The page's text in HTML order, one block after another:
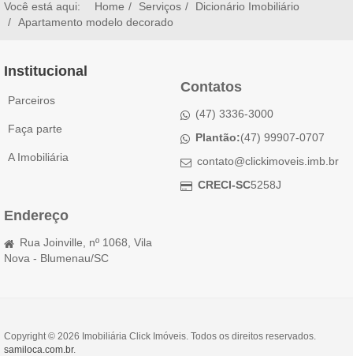
Você está aqui: Home Serviços
Dicionário Imobiliário
Apartamento modelo decorado
Institucional
Parceiros
Faça parte
A Imobiliária
Contatos
(47) 3336-3000
Plantão:(47) 99907-0707
contato@clickimoveis.imb.br
CRECI-SC5258J
Endereço
Rua Joinville, nº 1068, Vila
Nova - Blumenau/SC
Copyright © 2026 Imobiliária Click Imóveis. Todos os direitos reservados.
samiloca.com.br.